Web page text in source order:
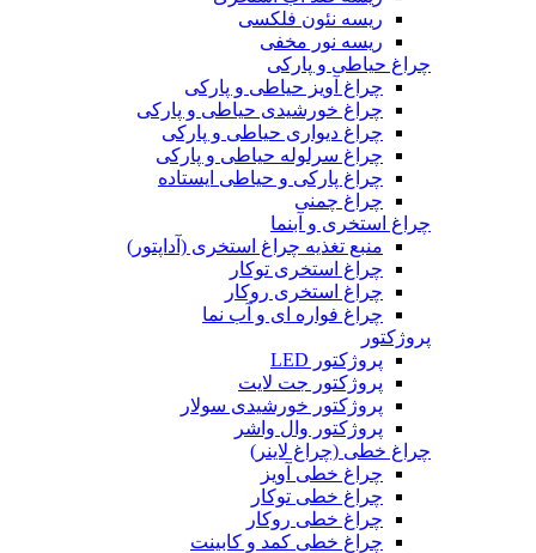
ریسه نئون فلکسی
ریسه نور مخفی
چراغ حیاطی و پارکی
چراغ آویز حیاطی و پارکی
چراغ خورشیدی حیاطی و پارکی
چراغ دیواری حیاطی و پارکی
چراغ سرلوله حیاطی و پارکی
چراغ پارکی و حیاطی ایستاده
چراغ چمنی
چراغ استخری و آبنما
منبع تغذیه چراغ استخری (آداپتور)
چراغ استخری توکار
چراغ استخری روکار
چراغ فواره ای و آب نما
پروژکتور
پروژکتور LED
پروژکتور جت لایت
پروژکتور خورشیدی سولار
پروژکتور وال واشر
چراغ خطی (چراغ لاینر)
چراغ خطی آویز
چراغ خطی توکار
چراغ خطی روکار
چراغ خطی کمد و کابینت